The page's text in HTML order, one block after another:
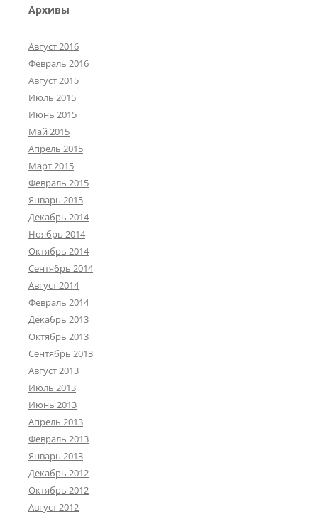
Архивы
Август 2016
Февраль 2016
Август 2015
Июль 2015
Июнь 2015
Май 2015
Апрель 2015
Март 2015
Февраль 2015
Январь 2015
Декабрь 2014
Ноябрь 2014
Октябрь 2014
Сентябрь 2014
Август 2014
Февраль 2014
Декабрь 2013
Октябрь 2013
Сентябрь 2013
Август 2013
Июль 2013
Июнь 2013
Апрель 2013
Февраль 2013
Январь 2013
Декабрь 2012
Октябрь 2012
Август 2012